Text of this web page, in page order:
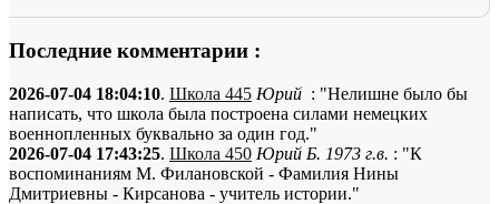
Последние комментарии :
2026-07-04 18:04:10. Школа 445 Юрий : "Нелишне было бы
написать, что школа была построена силами немецких
военнопленных буквально за один год."
2026-07-04 17:43:25. Школа 450 Юрий Б. 1973 г.в. : "К
воспоминаниям М. Филановской - Фамилия Нины
Дмитриевны - Кирсанова - учитель истории."